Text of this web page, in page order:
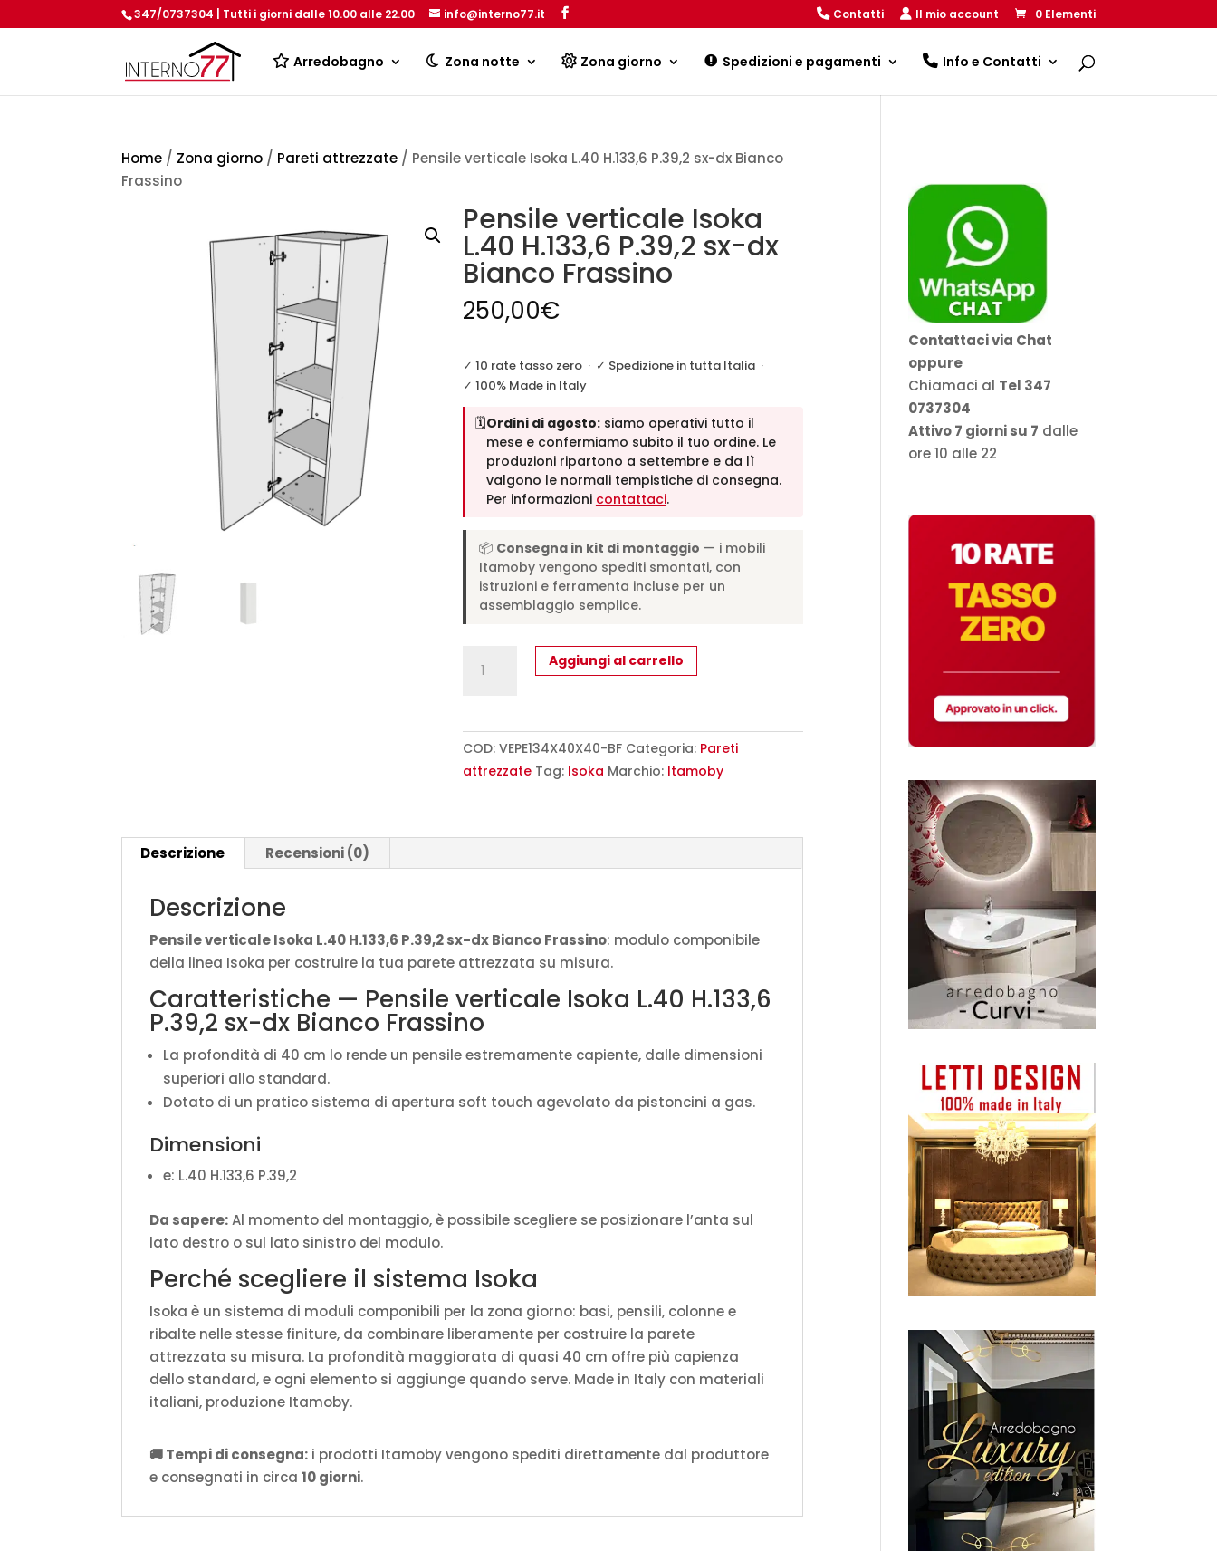
347/0737304 | Tutti i giorni dalle 10.00 alle 22.00 info@interno77.it Contatti Il mio account 0 Elementi
Arredobagno Zona notte Zona giorno Spedizioni e pagamenti Info e Contatti
Products
Home / Zona giorno / Pareti attrezzate / Pensile verticale Isoka L.40 H.133,6 P.39,2 sx-dx Bianco
Frassino
Pensile verticale Isoka
L.40 H.133,6 P.39,2 sx-dx
Bianco Frassino
250,00€
✓ 10 rate tasso zero· ✓ Spedizione in tutta Italia·
✓ 100% Made in Italy
🗓️Ordini di agosto:siamo operativi tutto il
mese e confermiamo subito il tuo ordine. Le
produzioni ripartono a settembre e da lì
valgono le normali tempistiche di consegna.
Per informazioni contattaci.
📦 Consegna in kit di montaggio — i mobili
Itamoby vengono spediti smontati, con
istruzioni e ferramenta incluse per un
assemblaggio semplice.
verticale
H.133,6
P.39,2
Bianco
Aggiungi al carrello
COD: VEPE134X40X40-BF Categoria: Pareti
attrezzate Tag: Isoka Marchio: Itamoby
Descrizione Recensioni (0)
Descrizione
Pensile verticale Isoka L.40 H.133,6 P.39,2 sx-dx Bianco Frassino: modulo componibile
della linea Isoka per costruire la tua parete attrezzata su misura.
Caratteristiche — Pensile verticale Isoka L.40 H.133,6
P.39,2 sx-dx Bianco Frassino
La profondità di 40 cm lo rende un pensile estremamente capiente, dalle dimensioni
superiori allo standard.
Dotato di un pratico sistema di apertura soft touch agevolato da pistoncini a gas.
Dimensioni
e: L.40 H.133,6 P.39,2
Da sapere:Al momento del montaggio, è possibile scegliere se posizionare l’anta sul
lato destro o sul lato sinistro del modulo.
Perché scegliere il sistema Isoka
Isoka è un sistema di moduli componibili per la zona giorno: basi, pensili, colonne e
ribalte nelle stesse finiture, da combinare liberamente per costruire la parete
attrezzata su misura. La profondità maggiorata di quasi 40 cm offre più capienza
dello standard, e ogni elemento si aggiunge quando serve. Made in Italy con materiali
italiani, produzione Itamoby.
🚚 Tempi di consegna: i prodotti Itamoby vengono spediti direttamente dal produttore
e consegnati in circa10 giorni.
Contattaci via Chat
oppure
Chiamaci al Tel 347
0737304
Attivo 7 giorni su 7 dalle
ore 10 alle 22